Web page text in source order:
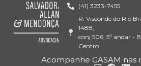
(41) 3233-7455
R. Visconde do Rio
1488,
conj 506, 5º andar -
Centro
Acompanhe GASAM nas